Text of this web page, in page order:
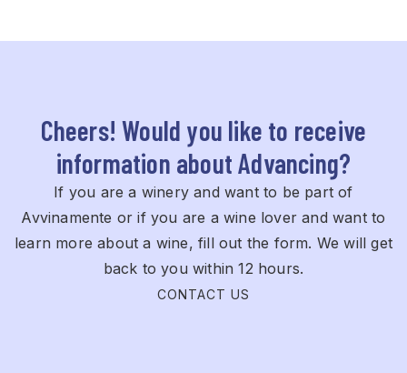
Cheers! Would you like to receive
information about Advancing?
If you are a winery and want to be part of
Avvinamente or if you are a wine lover and want to
learn more about a wine, fill out the form. We will get
back to you within 12 hours.
CONTACT US